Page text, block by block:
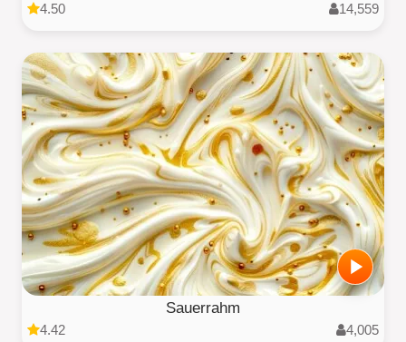
4.50 14,559
Sauerrahm
4.42 4,005